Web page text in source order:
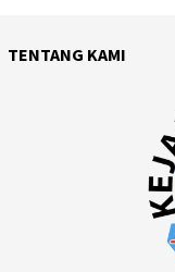
TENTANG KAMI